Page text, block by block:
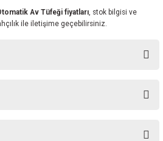
Av Tüfeği fiyatları, stok bilgisi ve
ile iletişime geçebilirsiniz.